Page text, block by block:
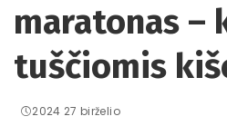
maratonas –
tuščiomis
2024 27 birželio